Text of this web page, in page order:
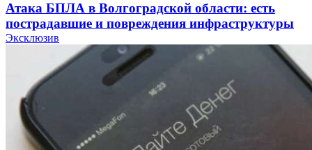
Атака БПЛА в Волгоградской области: есть
пострадавшие и повреждения инфраструктуры
Волгоградские вузы в топе зарплатного
рейтинга: ВолгГТУ и ВолгГМУ вошли в топ‑15
для химической отрасли и фармацевтики
18:39
Эксклюзив